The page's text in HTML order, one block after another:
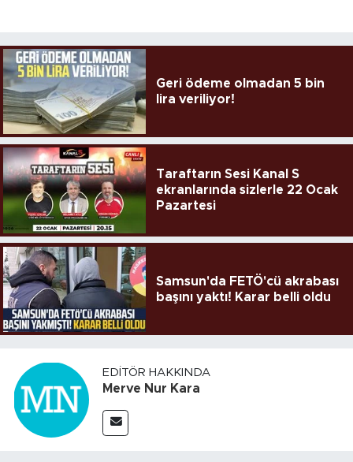
Geri ödeme olmadan 5 bin
lira veriliyor!
Taraftarın Sesi Kanal S
ekranlarında sizlerle 22 Ocak
Pazartesi
Samsun'da FETÖ'cü akrabası
başını yaktı! Karar belli oldu
EDITÖR HAKKINDA
Merve Nur Kara